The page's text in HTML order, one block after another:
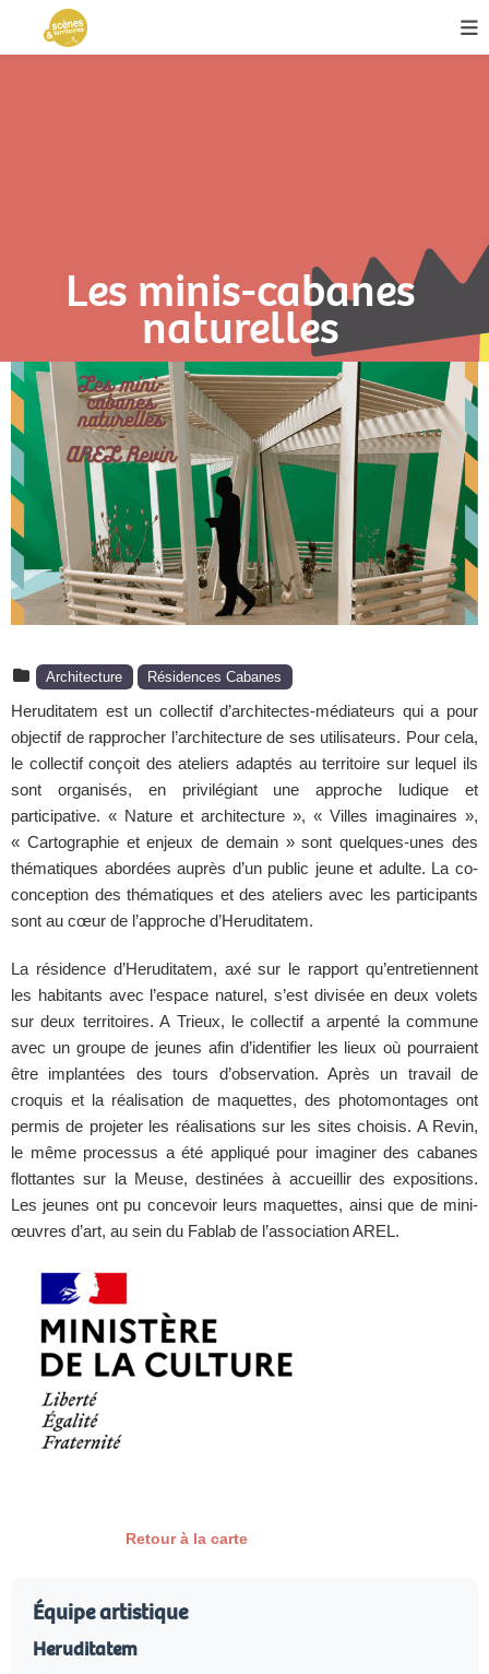
Les minis-cabanes
naturelles
Architecture Résidences Cabanes
Heruditatem est un collectif d’architectes-médiateurs qui a pour
objectif de rapprocher l’architecture de ses utilisateurs. Pour cela,
le collectif conçoit des ateliers adaptés au territoire sur lequel ils
sont organisés, en privilégiant une approche ludique et
participative. « Nature et architecture », « Villes imaginaires »,
« Cartographie et enjeux de demain » sont quelques-unes des
thématiques abordées auprès d’un public jeune et adulte. La co-
conception des thématiques et des ateliers avec les participants
sont au cœur de l’approche d’Heruditatem.
La résidence d’Heruditatem, axé sur le rapport qu’entretiennent
les habitants avec l’espace naturel, s’est divisée en deux volets
sur deux territoires. A Trieux, le collectif a arpenté la commune
avec un groupe de jeunes afin d’identifier les lieux où pourraient
être implantées des tours d’observation. Après un travail de
croquis et la réalisation de maquettes, des photomontages ont
permis de projeter les réalisations sur les sites choisis. A Revin,
le même processus a été appliqué pour imaginer des cabanes
flottantes sur la Meuse, destinées à accueillir des expositions.
Les jeunes ont pu concevoir leurs maquettes, ainsi que de mini-
œuvres d’art, au sein du Fablab de l’association AREL.
Retour à la carte
Équipe artistique
Heruditatem